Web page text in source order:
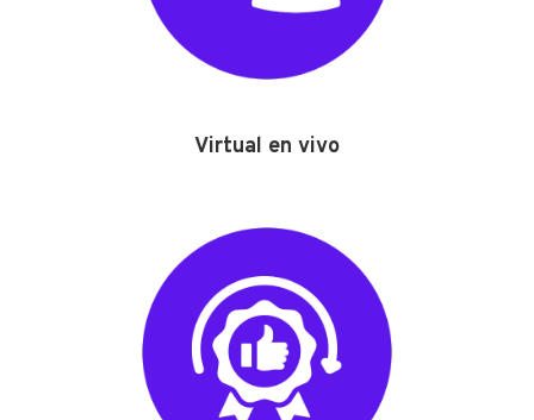
Virtual en vivo